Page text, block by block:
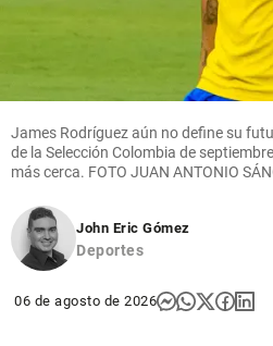
James Rodríguez aún no define su
de la Selección Colombia de
más cerca. FOTO JUAN ANTONIO
John Eric Gómez
Deportes
06 de agosto de 2026